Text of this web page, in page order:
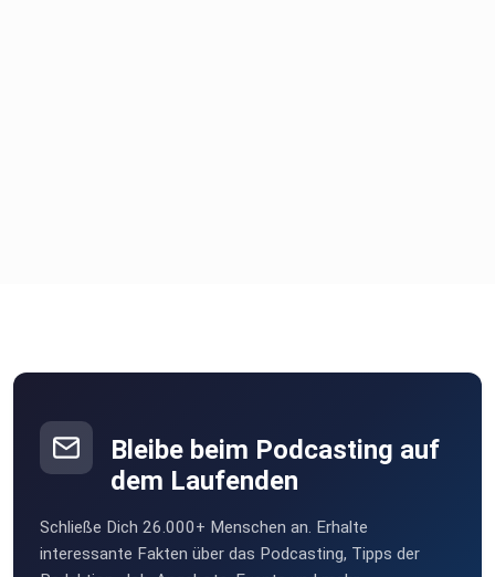
Bleibe beim Podcasting auf
dem Laufenden
Schließe Dich 26.000+ Menschen an. Erhalte
interessante Fakten über das Podcasting, Tipps der